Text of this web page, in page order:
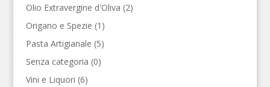
Olio Extravergine d'Oliva (2)
Origano e Spezie (1)
Pasta Artigianale (5)
Senza categoria (0)
Vini e Liquori (6)